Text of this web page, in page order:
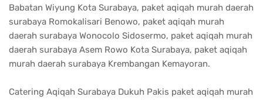
Babatan Wiyung Kota Surabaya, paket aqiqah murah daerah
surabaya Romokalisari Benowo, paket aqiqah murah
daerah surabaya Wonocolo Sidosermo, paket aqiqah murah
daerah surabaya Asem Rowo Kota Surabaya, paket aqiqah
murah daerah surabaya Krembangan Kemayoran.
Catering Aqiqah Surabaya Dukuh Pakis paket aqiqah murah